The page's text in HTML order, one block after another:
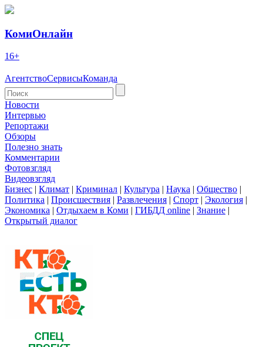
КомиОнлайн
16+
АгентствоСервисыКоманда
Новости
Интервью
Репортажи
Обзоры
Полезно знать
Комментарии
Фотовзгляд
Видеовзгляд
Бизнес | Климат | Криминал | Культура | Наука | Общество |
Политика | Происшествия | Развлечения | Спорт | Экология |
Экономика | Отдыхаем в Коми | ГИБДД online | Знание |
Открытый диалог